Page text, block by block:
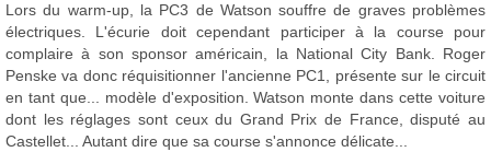
Lors du warm-up, la PC3 de Watson souffre de graves problèmes
électriques. L'écurie doit cependant participer à la course pour
complaire à son sponsor américain, la National City Bank. Roger
Penske va donc réquisitionner l'ancienne PC1, présente sur le circuit
en tant que... modèle d'exposition. Watson monte dans cette voiture
dont les réglages sont ceux du Grand Prix de France, disputé au
Castellet... Autant dire que sa course s'annonce délicate...